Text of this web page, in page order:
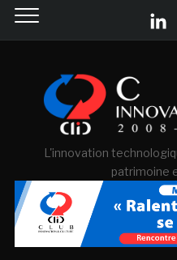
L'innovation
patrimoine